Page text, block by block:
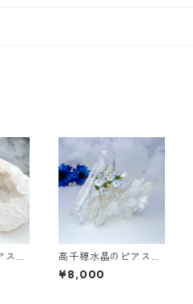
ス
高千穂水晶のピアス
【3連ネモフィラ】
¥8,000